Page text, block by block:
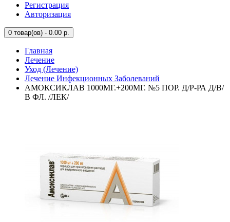
Регистрация
Авторизация
0 товар(ов) - 0.00 р.
Главная
Лечение
Уход (Лечение)
Лечение Инфекционных Заболеваний
АМОКСИКЛАВ 1000МГ.+200МГ. №5 ПОР. Д/Р-РА Д/В/
В ФЛ. /ЛЕК/